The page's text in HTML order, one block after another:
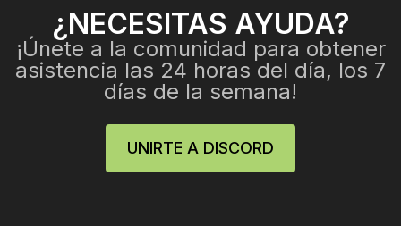
¿NECESITAS AYUDA?
¡Únete a la comunidad para obtener
asistencia las 24 horas del día, los 7
días de la semana!
UNIRTE A DISCORD